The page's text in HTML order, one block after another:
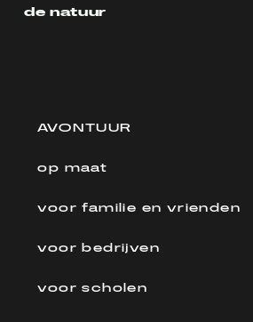
de natuur
AVONTUUR
op maat
voor familie en vrienden
voor bedrijven
voor scholen